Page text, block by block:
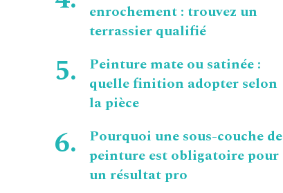
enrochement : trouvez un
terrassier qualifié
Peinture mate ou satinée :
quelle finition adopter selon
la pièce
Pourquoi une sous-couche de
peinture est obligatoire pour
un résultat pro